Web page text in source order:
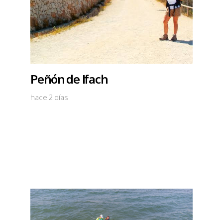
Peñón de Ifach
hace 2 días